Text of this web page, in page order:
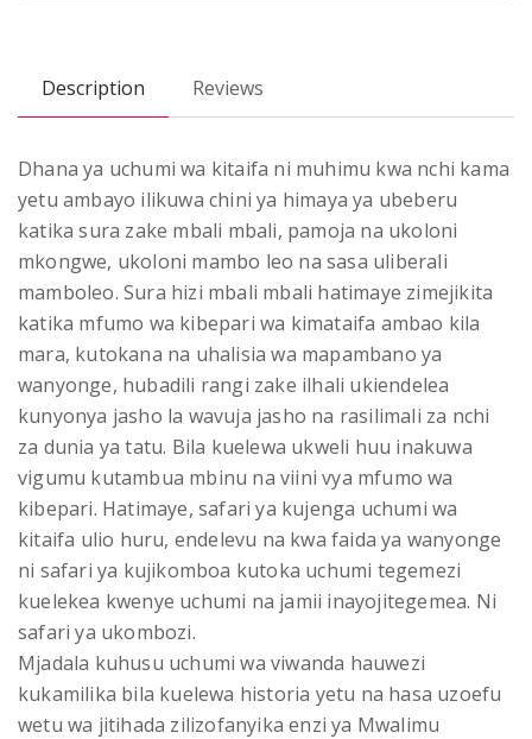
Description Reviews
Dhana ya uchumi wa kitaifa ni muhimu kwa nchi kama
yetu ambayo ilikuwa chini ya himaya ya ubeberu
katika sura zake mbali mbali, pamoja na ukoloni
mkongwe, ukoloni mambo leo na sasa uliberali
mamboleo. Sura hizi mbali mbali hatimaye zimejikita
katika mfumo wa kibepari wa kimataifa ambao kila
mara, kutokana na uhalisia wa mapambano ya
wanyonge, hubadili rangi zake ilhali ukiendelea
kunyonya jasho la wavuja jasho na rasilimali za nchi
za dunia ya tatu. Bila kuelewa ukweli huu inakuwa
vigumu kutambua mbinu na viini vya mfumo wa
kibepari. Hatimaye, safari ya kujenga uchumi wa
kitaifa ulio huru, endelevu na kwa faida ya wanyonge
ni safari ya kujikomboa kutoka uchumi tegemezi
kuelekea kwenye uchumi na jamii inayojitegemea. Ni
safari ya ukombozi.
Mjadala kuhusu uchumi wa viwanda hauwezi
kukamilika bila kuelewa historia yetu na hasa uzoefu
wetu wa jitihada zilizofanyika enzi ya Mwalimu